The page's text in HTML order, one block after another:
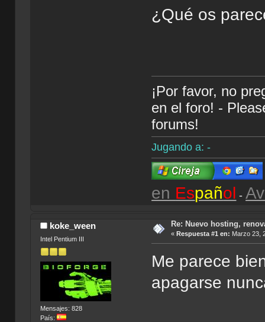
¿Qué os
¡Por favor, no
en el foro! -
forums!
Jugando a: -
en Español -
koke_ween
Intel Pentium III
Mensajes: 828
País:
Re: Nuevo hosting,
« Respuesta #1 en: Marzo 23,
Me parece
apagarse